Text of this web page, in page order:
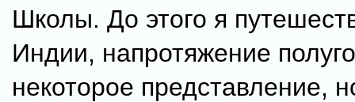
Школы. До этого я
Индии, напротяжение
некоторое представление,